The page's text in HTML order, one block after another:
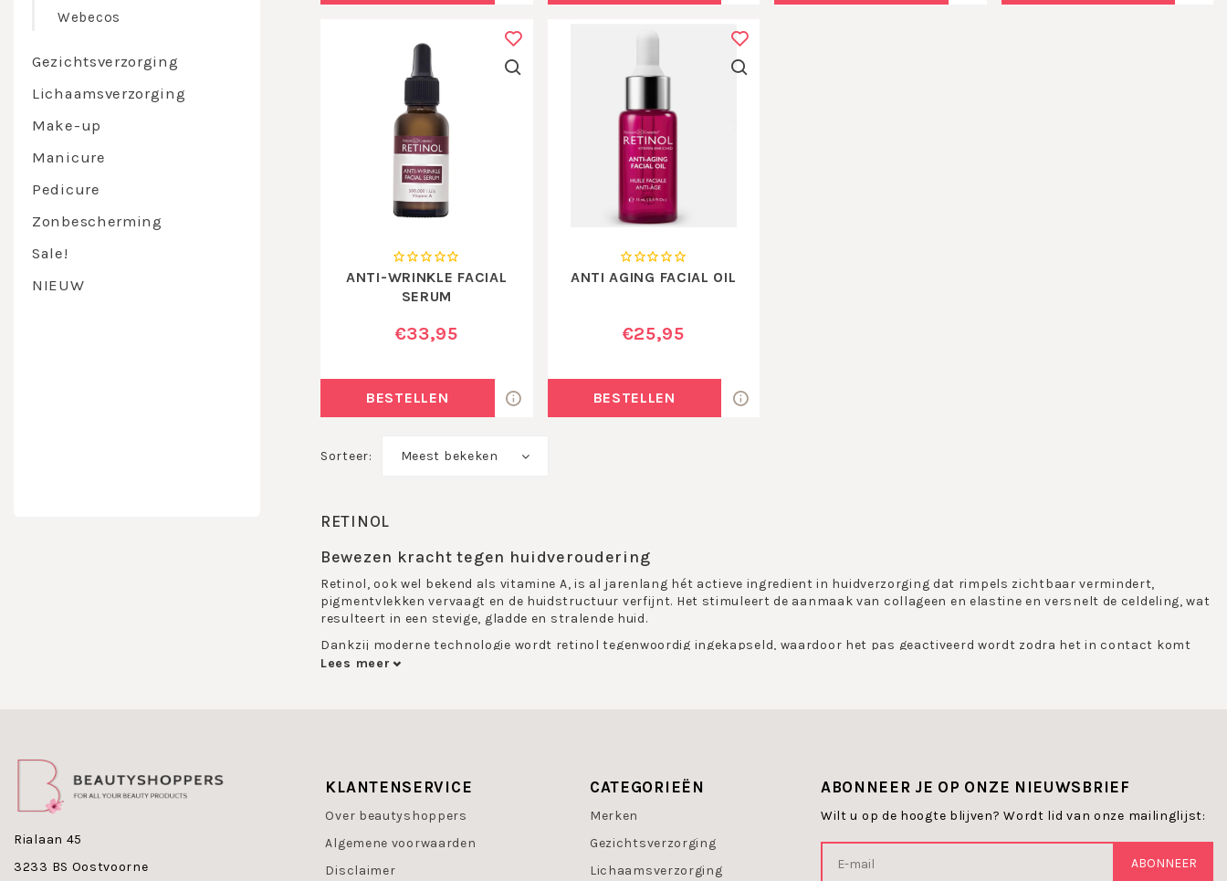
Webecos
Gezichtsverzorging
Lichaamsverzorging
Make-up
Manicure
Pedicure
Zonbescherming
Sale!
NIEUW
ANTI-WRINKLE FACIAL
SERUM
€33,95
BESTELLEN
ANTI AGING FACIAL OIL
€25,95
BESTELLEN
Sorteer: Meest bekeken
RETINOL
Bewezen kracht tegen huidveroudering
Retinol, ook wel bekend als vitamine A, is al jarenlang hét actieve ingredient in huidverzorging dat rimpels zichtbaar vermindert,
pigmentvlekken vervaagt en de huidstructuur verfijnt. Het stimuleert de aanmaak van collageen en elastine en versnelt de celdeling, wat
resulteert in een stevige, gladde en stralende huid.
Dankzij moderne technologie wordt retinol tegenwoordig ingekapseld, waardoor het pas geactiveerd wordt zodra het in contact komt
met de huid. Zo wordt het effect gemaximaliseerd en het risico op irritatie geminimaliseerd. Retinol-producten zijn geschikt voor zowel
actieve vorm van natuurlijke vitamine A die gemakkelijk wordt opgenomen in zowel de opperhuid en de lederhuid om de huid van
binnenuit te verjongen. Retinol verhoogt de productie van collageen en verhoogt de elasticiteit, zodat de huid er jonger en gladder uitziet.
Lees meer
Rialaan 45
3233 BS Oostvoorne
KLANTENSERVICE
Over beautyshoppers
Algemene voorwaarden
Disclaimer
CATEGORIEËN
Merken
Gezichtsverzorging
Lichaamsverzorging
ABONNEER JE OP ONZE NIEUWSBRIEF
Wilt u op de hoogte blijven? Wordt lid van onze mailinglijst:
ABONNEER